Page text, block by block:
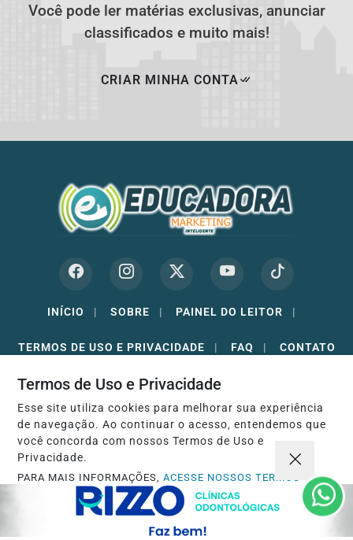
Você pode ler matérias exclusivas, anunciar
classificados e muito mais!
CRIAR MINHA CONTA
INÍCIO | SOBRE | PAINEL DO LEITOR |
TERMOS DE USO E PRIVACIDADE | FAQ | CONTATO
EDUCADORA MARKETING - TODOS OS DIREITOS RESERVADOS -
Termos de Uso e Privacidade
Esse site utiliza cookies para melhorar sua experiência
de navegação. Ao continuar o acesso, entendemos que
você concorda com nossos Termos de Uso e
Privacidade.
PARA MAIS INFORMAÇÕES,ACESSE NOSSOS TERMOS
CLICANDO AQUI
PROSSEGUIR